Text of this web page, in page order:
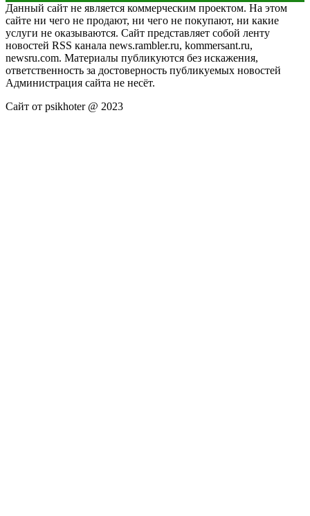
Данный сайт не является коммерческим проектом. На этом
сайте ни чего не продают, ни чего не покупают, ни какие
услуги не оказываются. Сайт представляет собой ленту
новостей RSS канала news.rambler.ru, kommersant.ru,
newsru.com. Материалы публикуются без искажения,
ответственность за достоверность публикуемых новостей
Администрация сайта не несёт.
Сайт от psikhoter @ 2023